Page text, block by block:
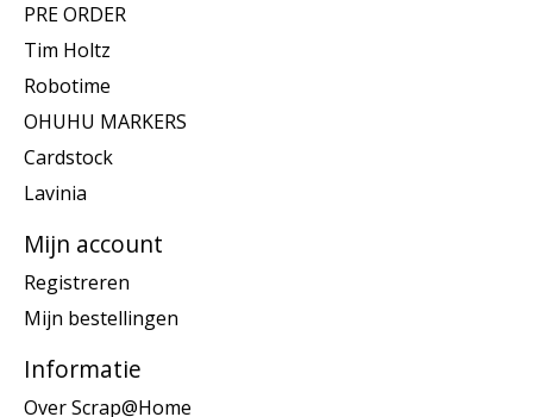
PRE ORDER
Tim Holtz
Robotime
OHUHU MARKERS
Cardstock
Lavinia
Mijn account
Registreren
Mijn bestellingen
Informatie
Over Scrap@Home